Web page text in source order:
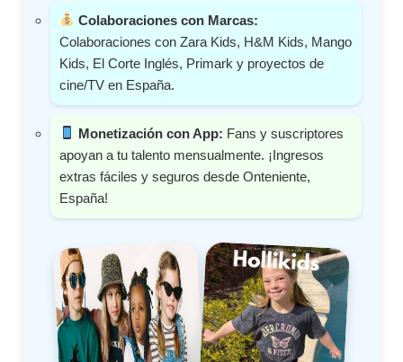
Colaboraciones con Marcas:
Colaboraciones con Zara Kids, H&M Kids, Mango
Kids, El Corte Inglés, Primark y proyectos de
cine/TV en España.
Monetización con App: Fans y suscriptores
apoyan a tu talento mensualmente. ¡Ingresos
extras fáciles y seguros desde Onteniente,
España!